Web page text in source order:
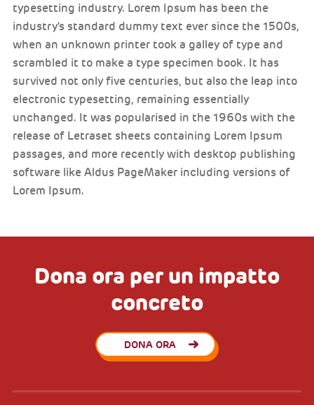
typesetting industry. Lorem Ipsum has been the
industry's standard dummy text ever since the 1500s,
when an unknown printer took a galley of type and
scrambled it to make a type specimen book. It has
survived not only five centuries, but also the leap into
electronic typesetting, remaining essentially
unchanged. It was popularised in the 1960s with the
release of Letraset sheets containing Lorem Ipsum
passages, and more recently with desktop publishing
software like Aldus PageMaker including versions of
Lorem Ipsum.
Dona ora per un impatto
concreto
DONA ORA